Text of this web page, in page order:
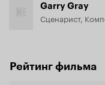
Garry Gray
Сценарист,
Рейтинг фильма